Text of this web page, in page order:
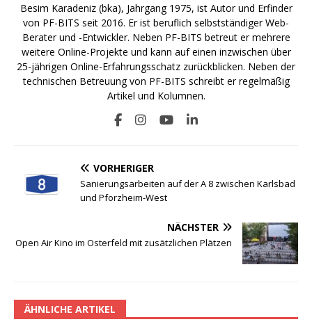
Besim Karadeniz (bka), Jahrgang 1975, ist Autor und Erfinder
von PF-BITS seit 2016. Er ist beruflich selbstständiger Web-
Berater und -Entwickler. Neben PF-BITS betreut er mehrere
weitere Online-Projekte und kann auf einen inzwischen über
25-jährigen Online-Erfahrungsschatz zurückblicken. Neben der
technischen Betreuung von PF-BITS schreibt er regelmäßig
Artikel und Kolumnen.
VORHERIGER
Sanierungsarbeiten auf der A 8 zwischen Karlsbad
und Pforzheim-West
NÄCHSTER
Open Air Kino im Osterfeld mit zusätzlichen Plätzen
ÄHNLICHE ARTIKEL